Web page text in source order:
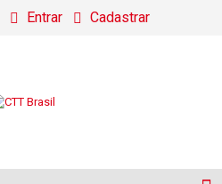
Entrar Cadastrar